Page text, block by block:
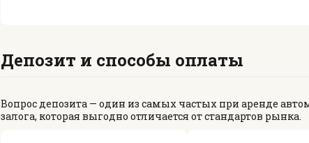
Депозит и способы оплаты
Вопрос депозита — один из самых частых при аренде
залога, которая выгодно отличается от стандартов рынка.